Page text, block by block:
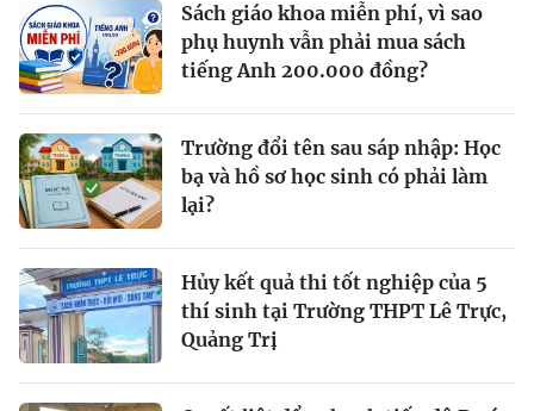
Sách giáo khoa miễn phí, vì sao
phụ huynh vẫn phải mua sách
tiếng Anh 200.000 đồng?
Trường đổi tên sau sáp nhập: Học
bạ và hồ sơ học sinh có phải làm
lại?
Hủy kết quả thi tốt nghiệp của 5
thí sinh tại Trường THPT Lê Trực,
Quảng Trị